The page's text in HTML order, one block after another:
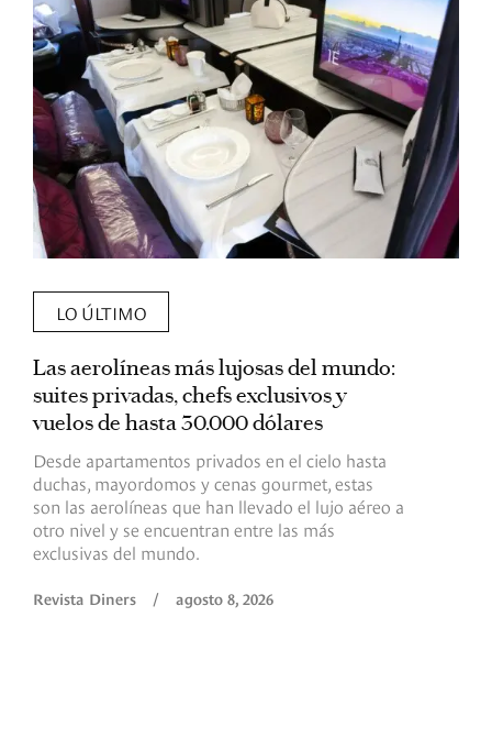
LO ÚLTIMO
Las aerolíneas más lujosas del mundo:
suites privadas, chefs exclusivos y
vuelos de hasta 30.000 dólares
Desde apartamentos privados en el cielo hasta
duchas, mayordomos y cenas gourmet, estas
son las aerolíneas que han llevado el lujo aéreo a
otro nivel y se encuentran entre las más
exclusivas del mundo.
Revista Diners / agosto 8, 2026